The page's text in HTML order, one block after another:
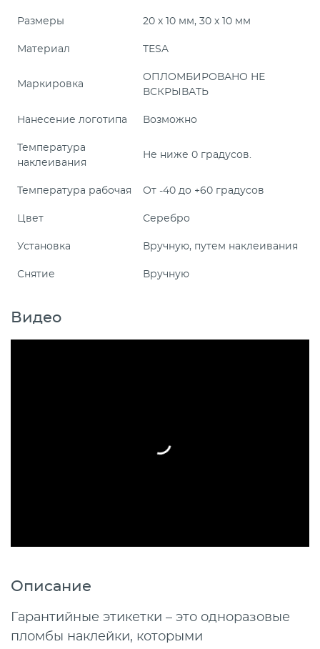
Размеры 20 х 10 мм, 30 х 10 мм
Материал TESA
Маркировка
ОПЛОМБИРОВАНО НЕ
ВСКРЫВАТЬ
Нанесение логотипа Возможно
Температура
наклеивания
Не ниже 0 градусов.
Температура рабочая От -40 до +60 градусов
Цвет Серебро
Установка Вручную, путем наклеивания
Снятие Вручную
Видео
Описание
Гарантийные этикетки – это одноразовые
пломбы наклейки, которыми